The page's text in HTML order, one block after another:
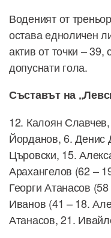
Воденият от
остава едноличен
актив от точки –
допуснати гола.
Съставът на
12. Калоян
Йорданов, 6. Денис
Църовски, 15.
Арахангелов (62 –
Георги Атанасов
Иванов (41 – 18.
Атанасов, 21.